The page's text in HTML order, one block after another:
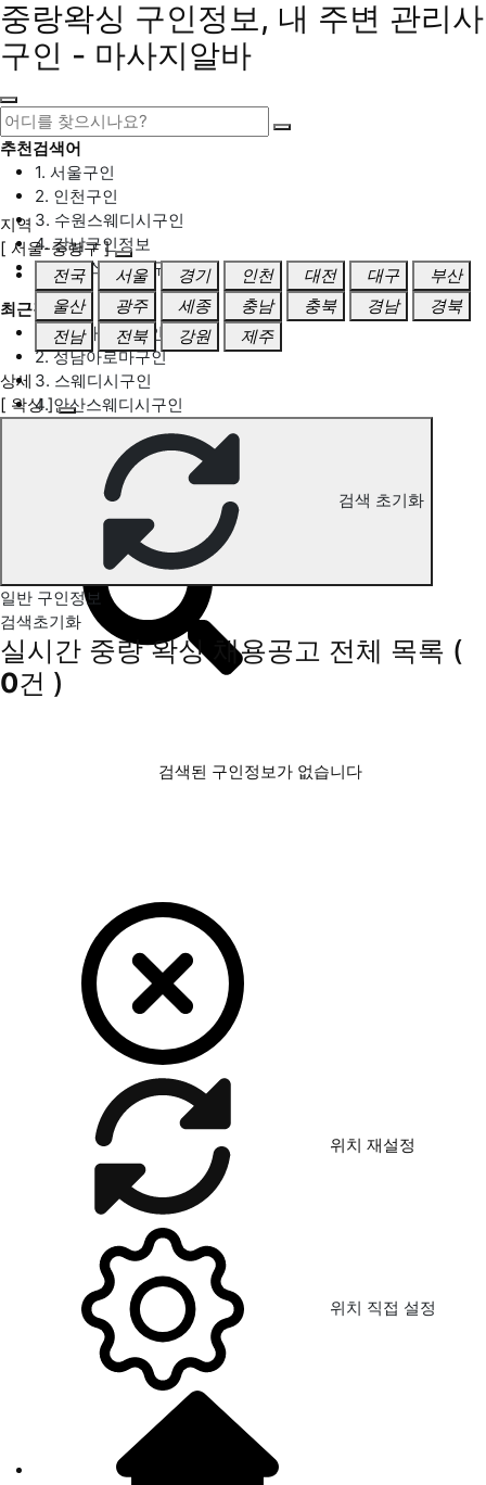
중랑왁싱 구인정보, 내 주변 관리사
구인 - 마사지알바
추천검색어
1. 서울구인
2. 인천구인
3. 수원스웨디시구인
4. 강남구인정보
5. 동탄스웨디시구인
최근검색어
1. 일산마사지구인
2. 성남아로마구인
3. 스웨디시구인
4. 안산스웨디시구인
중랑 왁싱 구인정보
지역
[ 서울-중랑구 ]
전국
서울 경기 인천 대전 대구
부산
울산
광주 세종 충남 충북 경남
경북
전남
전북 강원 제주
상세
[ 왁싱 ]
검색 초기화
일반 구인정보
검색초기화
실시간 중랑 왁싱 채용공고 전체 목록 (
0건 )
검색된 구인정보가 없습니다
위치 재설정
위치 직접 설정